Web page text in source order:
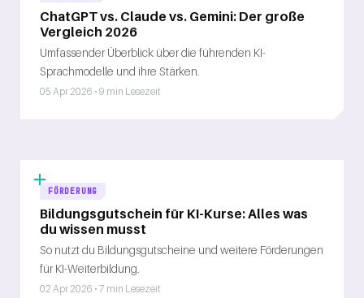
ChatGPT vs. Claude vs. Gemini: Der große
Vergleich 2026
Umfassender Überblick über die führenden KI-
Sprachmodelle und ihre Stärken.
05 Apr 2026 • 9 min Lesezeit
FÖRDERUNG
Bildungsgutschein für KI-Kurse: Alles was
du wissen musst
So nutzt du Bildungsgutscheine und weitere Förderungen
für KI-Weiterbildung.
02 Apr 2026 • 7 min Lesezeit